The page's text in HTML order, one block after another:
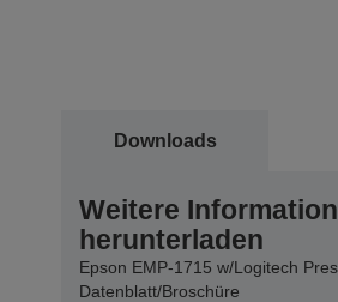
Downloads
Weitere
herunterladen
Epson EMP-1715 w/Logitech
Datenblatt/Broschüre